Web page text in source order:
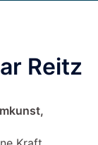
Reitz